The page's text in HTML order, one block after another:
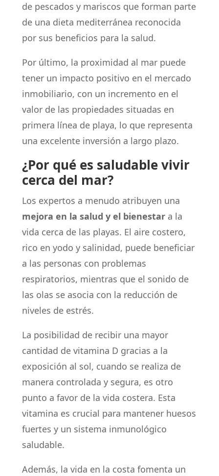
de pescados y mariscos que forman parte
de una dieta mediterránea reconocida
por sus beneficios para la salud.
Por último, la proximidad al mar puede
tener un impacto positivo en el mercado
inmobiliario, con un incremento en el
valor de las propiedades situadas en
primera línea de playa, lo que representa
una excelente inversión a largo plazo.
¿Por qué es saludable vivir
cerca del mar?
Los expertos a menudo atribuyen una
mejora en la salud y el bienestara la
vida cerca de las playas. El aire costero,
rico en yodo y salinidad, puede beneficiar
a las personas con problemas
respiratorios, mientras que el sonido de
las olas se asocia con la reducción de
niveles de estrés.
La posibilidad de recibir una mayor
cantidad de vitamina D gracias a la
exposición al sol, cuando se realiza de
manera controlada y segura, es otro
punto a favor de la vida costera. Esta
vitamina es crucial para mantener huesos
fuertes y un sistema inmunológico
saludable.
Además, la vida en la costa fomenta un